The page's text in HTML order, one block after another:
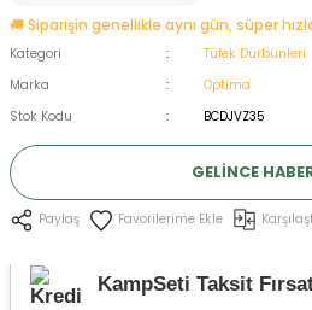
🚚 Siparişin genellikle aynı gün, süper
Kategori
Tüfek Dürbünleri
Marka
Optima
Stok Kodu
BCDJVZ35
GELINCE
Paylaş
KampSeti Taksit